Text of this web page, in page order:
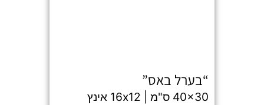
“בערל באס”
40x30 ס"מ | 16x12 אינץ